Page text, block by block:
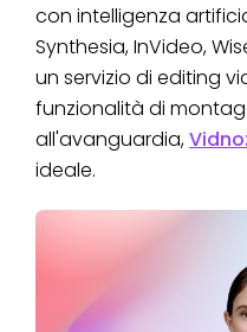
con intelligenza
Synthesia, InVideo,
un servizio di editing
funzionalità di
all'avanguardia,
ideale.